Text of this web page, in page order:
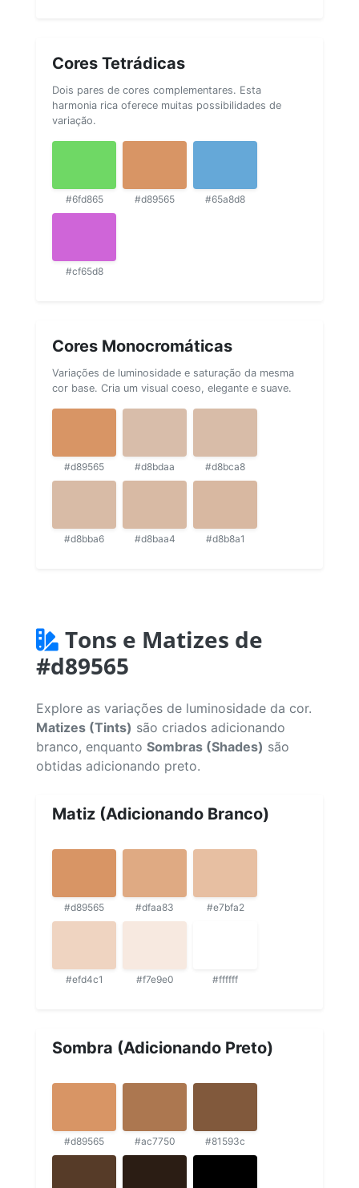
Cores Tetrádicas
Dois pares de cores complementares. Esta
harmonia rica oferece muitas possibilidades de
variação.
#6fd865 #d89565 #65a8d8
#cf65d8
Cores Monocromáticas
Variações de luminosidade e saturação da mesma
cor base. Cria um visual coeso, elegante e suave.
#d89565 #d8bdaa #d8bca8
#d8bba6 #d8baa4 #d8b8a1
Tons e Matizes de
#d89565
Explore as variações de luminosidade da cor.
Matizes (Tints) são criados adicionando
branco, enquanto Sombras (Shades) são
obtidas adicionando preto.
Matiz (Adicionando Branco)
#d89565 #dfaa83 #e7bfa2
#efd4c1 #f7e9e0 #ffffff
Sombra (Adicionando Preto)
#d89565 #ac7750 #81593c